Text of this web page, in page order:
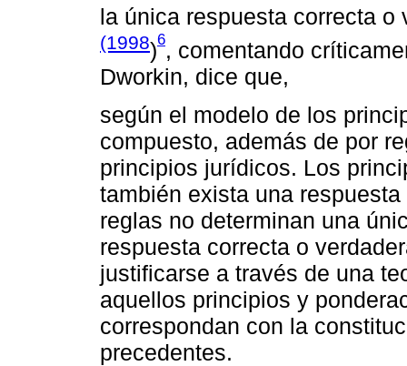
la única respuesta correcta
(1998)6, comentando
Dworkin, dice que,
según el modelo de los
compuesto, además de por
principios jurídicos. Los
también exista una
reglas no determinan una
respuesta correcta o
justificarse a través de una
aquellos principios y
correspondan con la
precedentes.